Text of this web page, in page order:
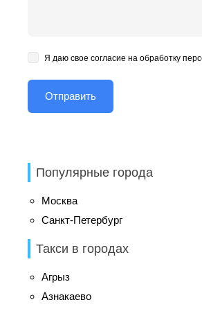
Я даю свое согласие на обработку
Популярные города
Москва
Санкт-Петербург
Такси в городах
Агрыз
Азнакаево